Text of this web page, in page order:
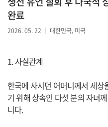
완료
2026. 05. 22 대한민국, 미국
1. 사실관계
한국에 사시던 어머니께서 세
기 위해 상속인 다섯 분의 자녀
니다.